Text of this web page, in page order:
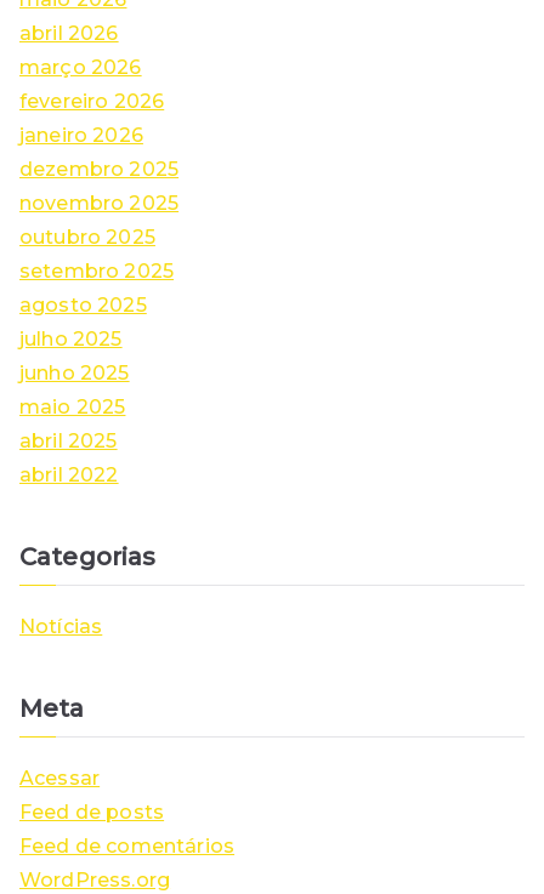
abril 2026
março 2026
fevereiro 2026
janeiro 2026
dezembro 2025
novembro 2025
outubro 2025
setembro 2025
agosto 2025
julho 2025
junho 2025
maio 2025
abril 2025
abril 2022
Categorias
Notícias
Meta
Acessar
Feed de posts
Feed de comentários
WordPress.org